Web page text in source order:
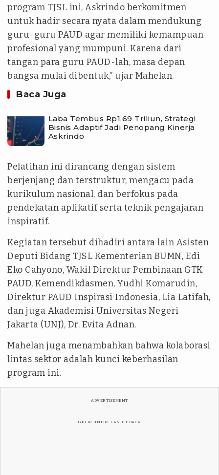
program TJSL ini, Askrindo berkomitmen
untuk hadir secara nyata dalam mendukung
guru-guru PAUD agar memiliki kemampuan
profesional yang mumpuni. Karena dari
tangan para guru PAUD-lah, masa depan
bangsa mulai dibentuk,” ujar Mahelan.
Baca Juga
Laba Tembus Rp1,69 Triliun, Strategi
Bisnis Adaptif Jadi Penopang Kinerja
Askrindo
Pelatihan ini dirancang dengan sistem
berjenjang dan terstruktur, mengacu pada
kurikulum nasional, dan berfokus pada
pendekatan aplikatif serta teknik pengajaran
inspiratif.
Kegiatan tersebut dihadiri antara lain Asisten
Deputi Bidang TJSL Kementerian BUMN, Edi
Eko Cahyono, Wakil Direktur Pembinaan GTK
PAUD, Kemendikdasmen, Yudhi Komarudin,
Direktur PAUD Inspirasi Indonesia, Lia Latifah,
dan juga Akademisi Universitas Negeri
Jakarta (UNJ), Dr. Evita Adnan.
Mahelan juga menambahkan bahwa kolaborasi
lintas sektor adalah kunci keberhasilan
program ini.
ADVERTISEMENT
GULIR UNTUK LANJUT BACA